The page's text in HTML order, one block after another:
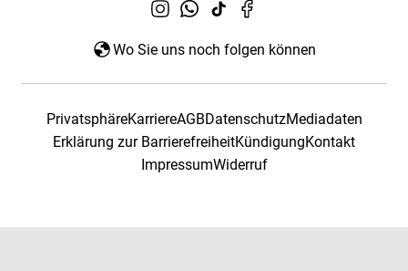
Wo Sie uns noch folgen können
PrivatsphäreKarriereAGBDatenschutzMediadaten
Erklärung zur BarrierefreiheitKündigungKontakt
ImpressumWiderruf